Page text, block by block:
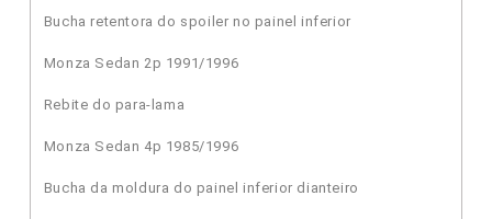
Bucha retentora do spoiler no painel inferior
Monza Sedan 2p 1991/1996
Rebite do para-lama
Monza Sedan 4p 1985/1996
Bucha da moldura do painel inferior dianteiro